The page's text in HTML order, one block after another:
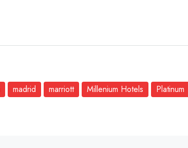
madrid marriott Millenium Hotels
Platinum